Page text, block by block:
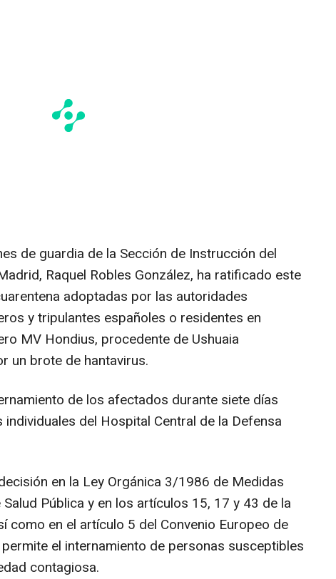
de guardia de la Sección de Instrucción del
Raquel Robles González, ha ratificado este
adoptadas por las autoridades
y tripulantes españoles o residentes en
MV Hondius, procedente de Ushuaia
un brote de hantavirus.
de los afectados durante siete días
del Hospital Central de la Defensa
en la Ley Orgánica 3/1986 de Medidas
Pública y en los artículos 15, 17 y 43 de la
como en el artículo 5 del Convenio Europeo de
el internamiento de personas susceptibles
contagiosa.